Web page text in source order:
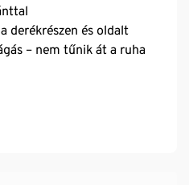
derékrészen és oldalt
– nem tűnik át a ruha
microtouch anyag
jól tűrő, kiváló